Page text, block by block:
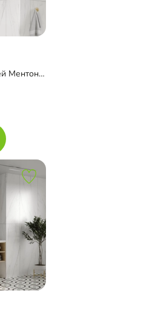
Шкаф над инсталляцией Ментон-2